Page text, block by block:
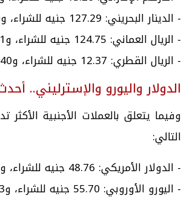
- الدينار البحريني: 127.29 جنيه للشراء، و129.60 جنيه للبيع.
- الريال العماني: 124.75 جنيه للشراء، و126.91 جنيه للبيع.
- الريال القطري: 12.37 جنيه للشراء، و13.40 جنيه للبيع.
الدولار واليورو والإسترليني..
وفيما يتعلق بالعملات الأجنبية
التالي:
- الدولار الأمريكي: 48.76 جنيه للشراء، و48.86 جنيه للبيع.
- اليورو الأوروبي: 55.70 جنيه للشراء، و55.93 جنيه للبيع.